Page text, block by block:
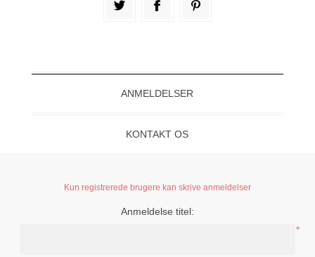
ANMELDELSER
KONTAKT OS
Kun registrerede brugere kan skrive anmeldelser
Anmeldelse titel:
*